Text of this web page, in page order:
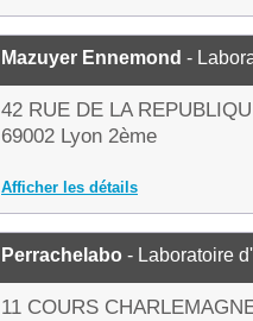
Mazuyer Ennemond -
42 RUE DE LA
69002 Lyon 2ème
Afficher les détails
Perrachelabo - Laboratoire
11 COURS